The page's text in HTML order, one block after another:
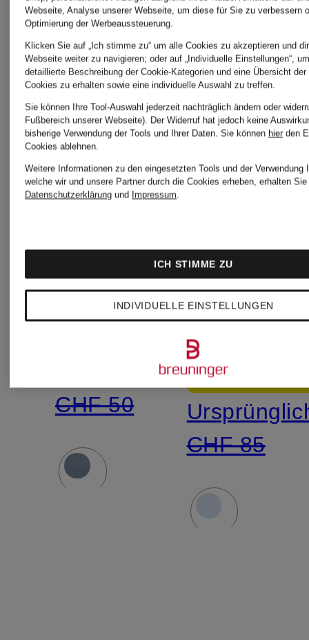
Zertifiziert
Marc
O'Polo
T-Shirt
CHF 35
Ursprünglich:
CHF 50
Zertifiziert
Marc
Piqué-
Poloshirt
CHF
CHF 85
Webseite, Analyse unserer Webseite, um diese für Sie zu verbessern
Optimierung der Werbeaussteuerung.
Klicken Sie auf „Ich stimme zu“ um alle Cookies zu akzeptieren und
Webseite weiter zu navigieren; oder auf „Individuelle Einstellungen“,
detaillierte Beschreibung der Cookie-Kategorien und eine Übersicht
Cookies zu erhalten sowie eine individuelle Auswahl zu treffen.
Sie können Ihre Tool-Auswahl jederzeit nachträglich ändern oder
Fußbereich unserer Webseite). Der Widerruf hat jedoch keine
bisherige Verwendung der Tools und Ihrer Daten. Sie können hier den
Cookies ablehnen.
Weitere Informationen zu den eingesetzten Tools und der Verwendung
welche wir und unsere Partner durch die Cookies erheben, erhalten
Datenschutzerklärung und Impressum.
INDIVIDUELLE EINSTELLUNGEN
ICH STIMME ZU